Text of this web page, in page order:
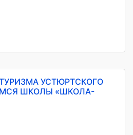
УСТЮРТСКОГО
ШКОЛЫ «ШКОЛА-